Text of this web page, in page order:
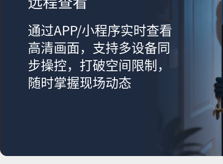
通过APP/小程序实时查看
高清画面，支持多设备同
步操控，打破空间限制，
随时掌握现场动态